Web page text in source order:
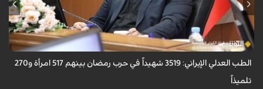
أعلن رئيس منظمة الطب العدلي الإيرانية، عباس مسجدي، أن عدد ضحايا حرب
رمضان بلغ 3519 شهيداً، بينهم 517 امرأة و270 تلميذاً.
الطب العدلي الإيراني: 3519 شهيداً في حرب رمضان بينهم 517 امرأة و270
تلميذاً